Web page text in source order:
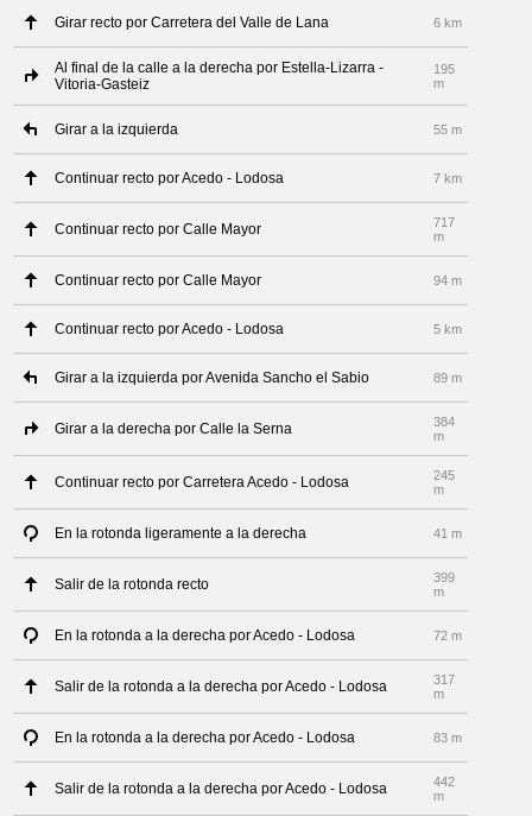
Girar recto por Carretera del Valle de Lana 6 km
Al final de la calle a la derecha por Estella-Lizarra -
Vitoria-Gasteiz
195
m
Girar a la izquierda 55 m
Continuar recto por Acedo - Lodosa 7 km
Continuar recto por Calle Mayor
717
m
Continuar recto por Calle Mayor 94 m
Continuar recto por Acedo - Lodosa 5 km
Girar a la izquierda por Avenida Sancho el Sabio 89 m
Girar a la derecha por Calle la Serna
384
m
Continuar recto por Carretera Acedo - Lodosa
245
m
En la rotonda ligeramente a la derecha 41 m
Salir de la rotonda recto
399
m
En la rotonda a la derecha por Acedo - Lodosa 72 m
Salir de la rotonda a la derecha por Acedo - Lodosa
317
m
En la rotonda a la derecha por Acedo - Lodosa 83 m
Salir de la rotonda a la derecha por Acedo - Lodosa
442
m